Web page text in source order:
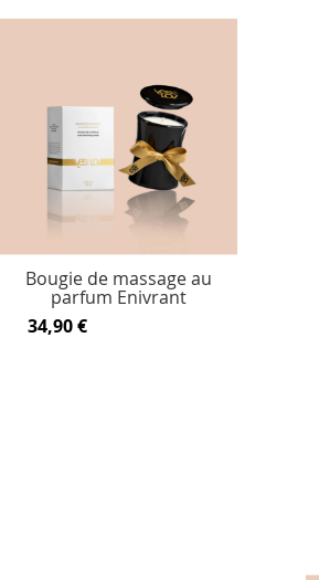
Bougie de massage au
parfum Enivrant
34,90 €